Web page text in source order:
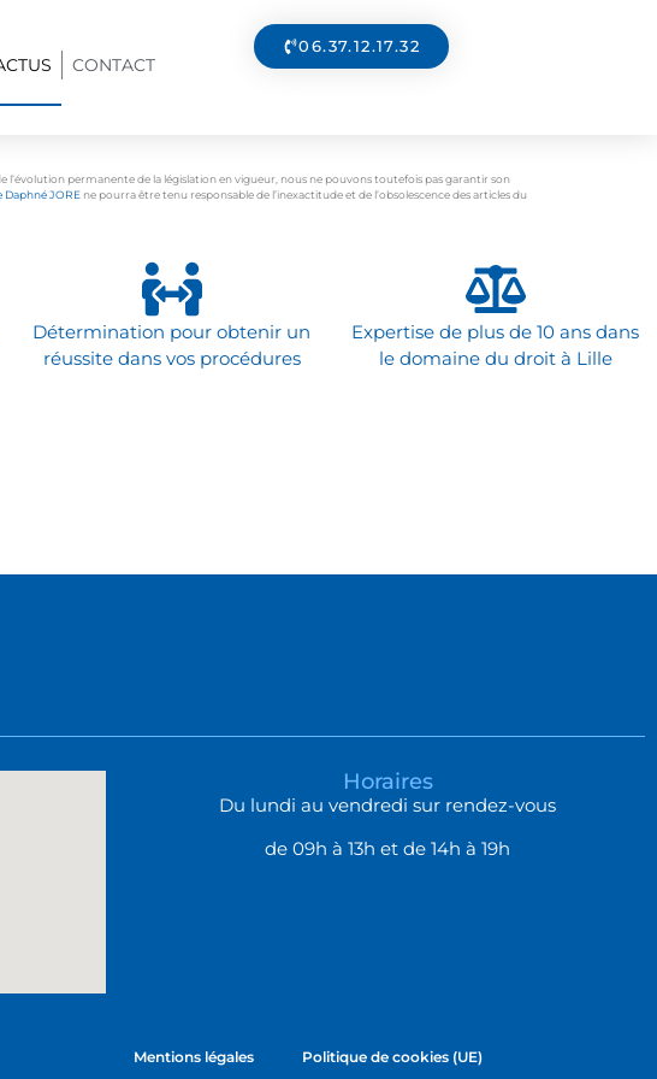
CONTACT
06.37.12.17.32
l’évolution permanente de la législation en vigueur, nous ne pouvons toutefois pas garantir son
Daphné JORE ne pourra être tenu responsable de l’inexactitude et de l’obsolescence des articles du
Détermination pour obtenir un
réussite dans vos procédures
Expertise de plus de 10 ans dans
le domaine du droit à Lille
Horaires
Du lundi au vendredi sur rendez-vous
de 09h à 13h et de 14h à 19h
Mentions légales Politique de cookies (UE)